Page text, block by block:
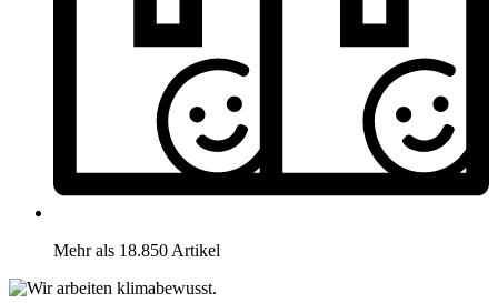
Mehr als 18.850 Artikel